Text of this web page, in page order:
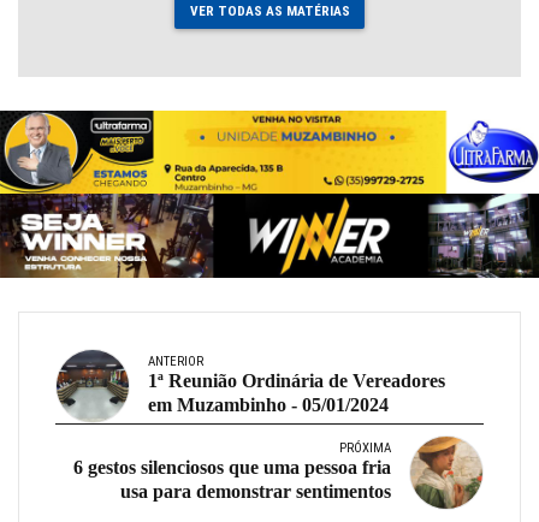
VER TODAS AS MATÉRIAS
ANTERIOR
1ª Reunião Ordinária de Vereadores
em Muzambinho - 05/01/2024
PRÓXIMA
6 gestos silenciosos que uma pessoa fria
usa para demonstrar sentimentos